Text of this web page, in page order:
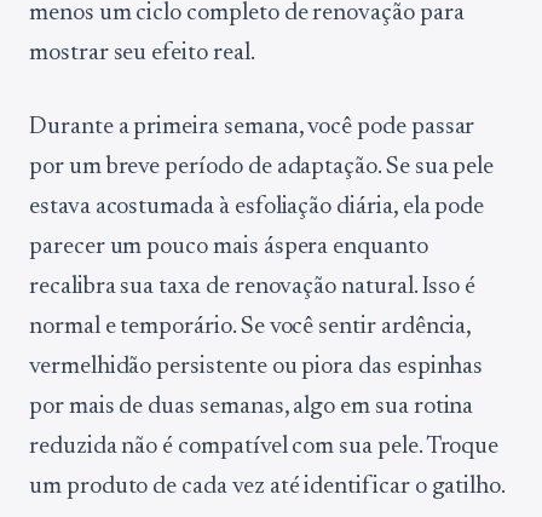
menos um ciclo completo de renovação para
mostrar seu efeito real.
Durante a primeira semana, você pode passar
por um breve período de adaptação. Se sua pele
estava acostumada à esfoliação diária, ela pode
parecer um pouco mais áspera enquanto
recalibra sua taxa de renovação natural. Isso é
normal e temporário. Se você sentir ardência,
vermelhidão persistente ou piora das espinhas
por mais de duas semanas, algo em sua rotina
reduzida não é compatível com sua pele. Troque
um produto de cada vez até identificar o gatilho.